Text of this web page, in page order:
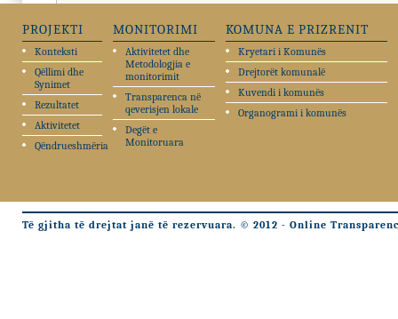
PROJEKTI
Konteksti
Qëllimi dhe
Synimet
Rezultatet
Aktivitetet
Qëndrueshmëria
MONITORIMI
Aktivitetet dhe
Metodologjia e
monitorimit
Transparenca në
qeverisjen lokale
Degët e
Monitoruara
KOMUNA E PRIZRENIT
Kryetari i Komunës
Drejtorët komunalë
Kuvendi i komunës
Organogrami i komunës
Të gjitha të drejtat janë të rezervuara. © 2012 - Online